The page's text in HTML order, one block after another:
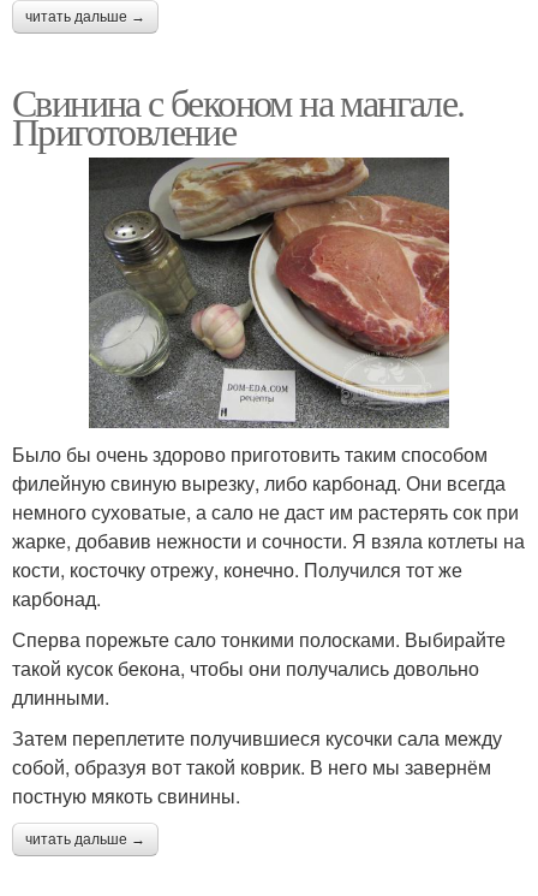
читать дальше →
Свинина с беконом на мангале.
Приготовление
Было бы очень здорово приготовить таким способом
филейную свиную вырезку, либо карбонад. Они всегда
немного суховатые, а сало не даст им растерять сок при
жарке, добавив нежности и сочности. Я взяла котлеты на
кости, косточку отрежу, конечно. Получился тот же
карбонад.
Сперва порежьте сало тонкими полосками. Выбирайте
такой кусок бекона, чтобы они получались довольно
длинными.
Затем переплетите получившиеся кусочки сала между
собой, образуя вот такой коврик. В него мы завернём
постную мякоть свинины.
читать дальше →